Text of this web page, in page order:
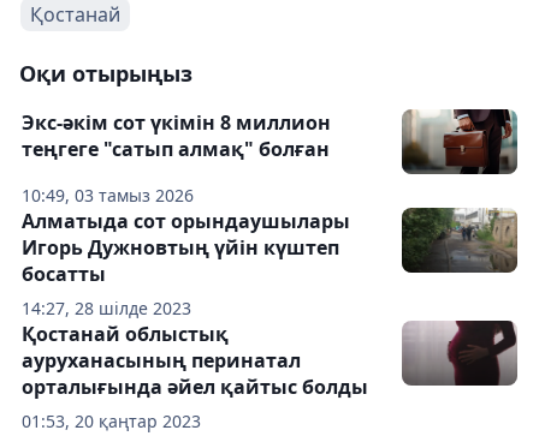
Қостанай
Оқи отырыңыз
10:49, 03 тамыз 2026
Экс-әкім сот үкімін 8 миллион
теңгеге "сатып алмақ" болған
14:27, 28 шілде 2023
Алматыда сот орындаушылары
Игорь Дужновтың үйін күштеп
босатты
01:53, 20 қаңтар 2023
Қостанай облыстық
ауруханасының перинатал
орталығында әйел қайтыс болды